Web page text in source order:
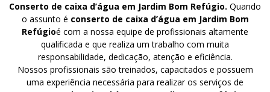
Conserto de caixa d’água em Jardim Bom Refúgio. Quando
o assunto é conserto de caixa d’água em Jardim Bom
Refúgioé com a nossa equipe de profissionais altamente
qualificada e que realiza um trabalho com muita
responsabilidade, dedicação, atenção e eficiência.
Nossos profissionais são treinados, capacitados e possuem
uma experiência necessária para realizar os serviços de